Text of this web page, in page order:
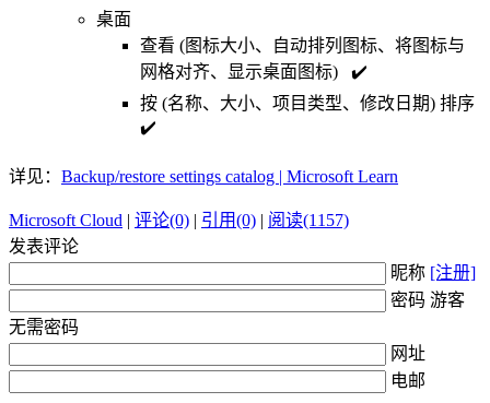
桌面
查看 (图标大小、自动排列图标、将图标与
网格对齐、显示桌面图标) ✔️
按 (名称、大小、项目类型、修改日期) 排序
✔️
详见： Backup/restore settings catalog | Microsoft Learn
Microsoft Cloud | 评论(0) | 引用(0) | 阅读(1157)
发表评论
昵称 [注册]
密码 游客
无需密码
网址
电邮